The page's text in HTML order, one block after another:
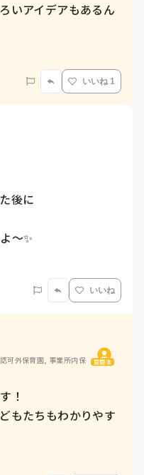
いアイデアもあるん
いいね 1
後に
〜✨
いいね
可外保育園, 事業所内保 質問主
！
もたちもわかりやす